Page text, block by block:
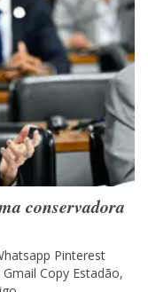
conservadora
Pinterest
Copy Estadão,